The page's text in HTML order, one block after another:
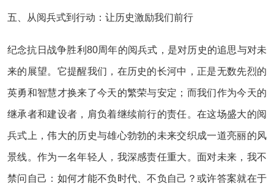
五、从阅兵式到行动：让历史激励我们前行
纪念抗日战争胜利80周年的阅兵式，是对历史的追思与对未
来的展望。它提醒我们，在历史的长河中，正是无数先烈的
英勇和智慧才换来了今天的繁荣与安定；而我们作为今天的
继承者和建设者，肩负着继续前行的责任。在这场盛大的阅
兵式上，伟大的历史与雄心勃勃的未来交织成一道亮丽的风
景线。作为一名年轻人，我深感责任重大。面对未来，我不
禁问自己：如何才能不负时代、不负自己？或许答案就在于